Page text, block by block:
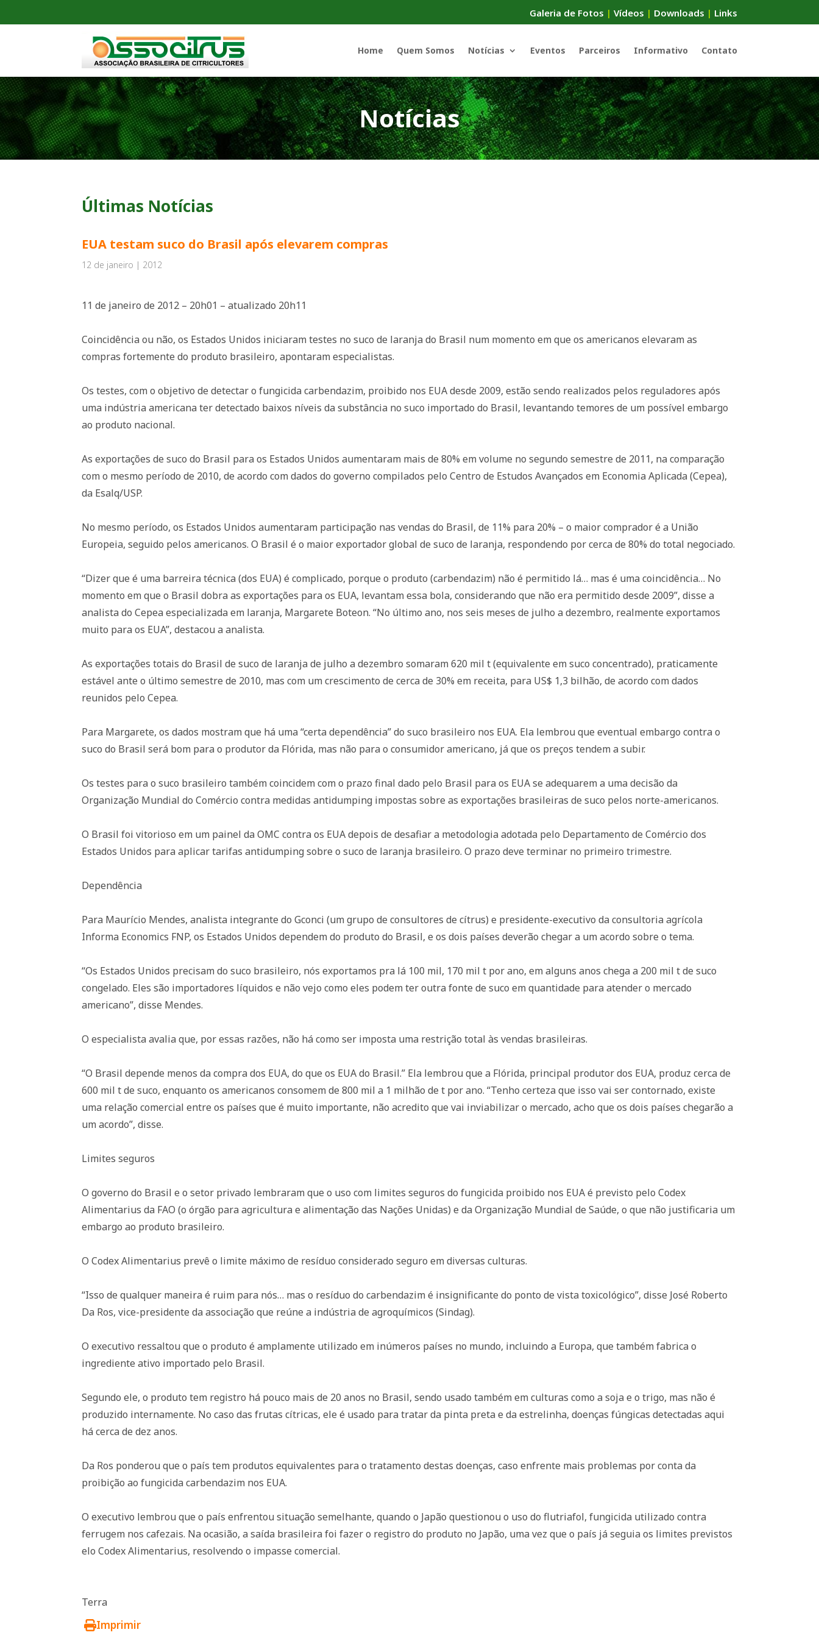
Galeria de Fotos | Vídeos | Downloads | Links
Home Quem Somos Notícias Eventos Parceiros Informativo Contato
Notícias
Últimas Notícias
EUA testam suco do Brasil após elevarem compras
12 de janeiro | 2012
11 de janeiro de 2012 – 20h01 – atualizado 20h11
Coincidência ou não, os Estados Unidos iniciaram testes no suco de laranja do Brasil num momento em que os americanos elevaram as
compras fortemente do produto brasileiro, apontaram especialistas.
Os testes, com o objetivo de detectar o fungicida carbendazim, proibido nos EUA desde 2009, estão sendo realizados pelos reguladores após
uma indústria americana ter detectado baixos níveis da substância no suco importado do Brasil, levantando temores de um possível embargo
ao produto nacional.
As exportações de suco do Brasil para os Estados Unidos aumentaram mais de 80% em volume no segundo semestre de 2011, na comparação
com o mesmo período de 2010, de acordo com dados do governo compilados pelo Centro de Estudos Avançados em Economia Aplicada (Cepea),
da Esalq/USP.
No mesmo período, os Estados Unidos aumentaram participação nas vendas do Brasil, de 11% para 20% – o maior comprador é a União
Europeia, seguido pelos americanos. O Brasil é o maior exportador global de suco de laranja, respondendo por cerca de 80% do total negociado.
“Dizer que é uma barreira técnica (dos EUA) é complicado, porque o produto (carbendazim) não é permitido lá… mas é uma coincidência… No
momento em que o Brasil dobra as exportações para os EUA, levantam essa bola, considerando que não era permitido desde 2009”, disse a
analista do Cepea especializada em laranja, Margarete Boteon. “No último ano, nos seis meses de julho a dezembro, realmente exportamos
muito para os EUA”, destacou a analista.
As exportações totais do Brasil de suco de laranja de julho a dezembro somaram 620 mil t (equivalente em suco concentrado), praticamente
estável ante o último semestre de 2010, mas com um crescimento de cerca de 30% em receita, para US$ 1,3 bilhão, de acordo com dados
reunidos pelo Cepea.
Para Margarete, os dados mostram que há uma “certa dependência” do suco brasileiro nos EUA. Ela lembrou que eventual embargo contra o
suco do Brasil será bom para o produtor da Flórida, mas não para o consumidor americano, já que os preços tendem a subir.
Os testes para o suco brasileiro também coincidem com o prazo final dado pelo Brasil para os EUA se adequarem a uma decisão da
Organização Mundial do Comércio contra medidas antidumping impostas sobre as exportações brasileiras de suco pelos norte-americanos.
O Brasil foi vitorioso em um painel da OMC contra os EUA depois de desafiar a metodologia adotada pelo Departamento de Comércio dos
Estados Unidos para aplicar tarifas antidumping sobre o suco de laranja brasileiro. O prazo deve terminar no primeiro trimestre.
Dependência
Para Maurício Mendes, analista integrante do Gconci (um grupo de consultores de cítrus) e presidente-executivo da consultoria agrícola
Informa Economics FNP, os Estados Unidos dependem do produto do Brasil, e os dois países deverão chegar a um acordo sobre o tema.
“Os Estados Unidos precisam do suco brasileiro, nós exportamos pra lá 100 mil, 170 mil t por ano, em alguns anos chega a 200 mil t de suco
congelado. Eles são importadores líquidos e não vejo como eles podem ter outra fonte de suco em quantidade para atender o mercado
americano”, disse Mendes.
O especialista avalia que, por essas razões, não há como ser imposta uma restrição total às vendas brasileiras.
“O Brasil depende menos da compra dos EUA, do que os EUA do Brasil.” Ela lembrou que a Flórida, principal produtor dos EUA, produz cerca de
600 mil t de suco, enquanto os americanos consomem de 800 mil a 1 milhão de t por ano. “Tenho certeza que isso vai ser contornado, existe
uma relação comercial entre os países que é muito importante, não acredito que vai inviabilizar o mercado, acho que os dois países chegarão a
um acordo”, disse.
Limites seguros
O governo do Brasil e o setor privado lembraram que o uso com limites seguros do fungicida proibido nos EUA é previsto pelo Codex
Alimentarius da FAO (o órgão para agricultura e alimentação das Nações Unidas) e da Organização Mundial de Saúde, o que não justificaria um
embargo ao produto brasileiro.
O Codex Alimentarius prevê o limite máximo de resíduo considerado seguro em diversas culturas.
“Isso de qualquer maneira é ruim para nós… mas o resíduo do carbendazim é insignificante do ponto de vista toxicológico”, disse José Roberto
Da Ros, vice-presidente da associação que reúne a indústria de agroquímicos (Sindag).
O executivo ressaltou que o produto é amplamente utilizado em inúmeros países no mundo, incluindo a Europa, que também fabrica o
ingrediente ativo importado pelo Brasil.
Segundo ele, o produto tem registro há pouco mais de 20 anos no Brasil, sendo usado também em culturas como a soja e o trigo, mas não é
produzido internamente. No caso das frutas cítricas, ele é usado para tratar da pinta preta e da estrelinha, doenças fúngicas detectadas aqui
há cerca de dez anos.
Da Ros ponderou que o país tem produtos equivalentes para o tratamento destas doenças, caso enfrente mais problemas por conta da
proibição ao fungicida carbendazim nos EUA.
O executivo lembrou que o país enfrentou situação semelhante, quando o Japão questionou o uso do flutriafol, fungicida utilizado contra
ferrugem nos cafezais. Na ocasião, a saída brasileira foi fazer o registro do produto no Japão, uma vez que o país já seguia os limites previstos
elo Codex Alimentarius, resolvendo o impasse comercial.
Terra
Imprimir